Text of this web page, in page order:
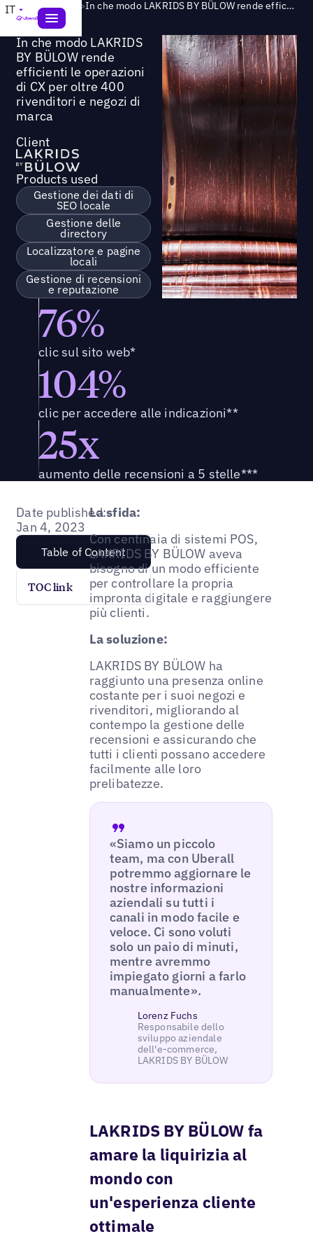
IT Success Story > In che modo LAKRIDS BY BÜLOW rende efficienti le operazioni di CX per oltre 400 rivenditori e negozi di marca
In che modo LAKRIDS
BY BÜLOW rende
efficienti le operazioni
di CX per oltre 400
rivenditori e negozi di
marca
Client
Products used
Gestione dei dati di
SEO locale
Gestione delle
directory
Localizzatore e pagine
locali
Gestione di recensioni
e reputazione
76%
clic sul sito web*
104%
clic per accedere alle indicazioni**
25x
aumento delle recensioni a 5 stelle***
Date published:
Jan 4, 2023
Table of Content
TOC link
La sfida:
Con centinaia di sistemi POS,
LAKRIDS BY BÜLOW aveva
bisogno di un modo efficiente
per controllare la propria
impronta digitale e raggiungere
più clienti.
La soluzione:
LAKRIDS BY BÜLOW ha
raggiunto una presenza online
costante per i suoi negozi e
rivenditori, migliorando al
contempo la gestione delle
recensioni e assicurando che
tutti i clienti possano accedere
facilmente alle loro
prelibatezze.
«Siamo un piccolo
team, ma con Uberall
potremmo aggiornare le
nostre informazioni
aziendali su tutti i
canali in modo facile e
veloce. Ci sono voluti
solo un paio di minuti,
mentre avremmo
impiegato giorni a farlo
manualmente».
Lorenz Fuchs
Responsabile dello
sviluppo aziendale
dell'e-commerce,
LAKRIDS BY BÜLOW
LAKRIDS BY BÜLOW fa
amare la liquirizia al
mondo con
un'esperienza cliente
ottimale